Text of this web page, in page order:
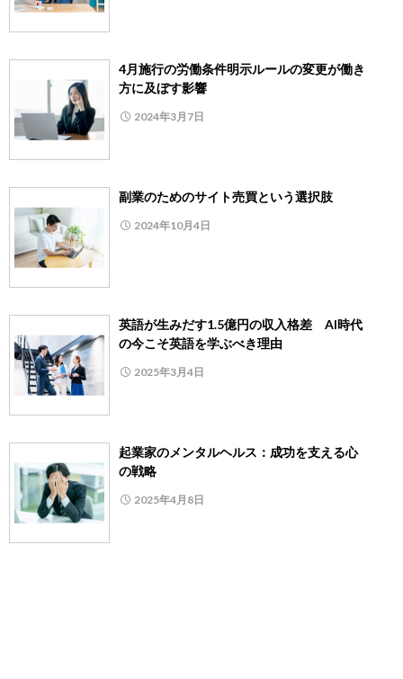
4月施行の労働条件明示ルールの変更が働き
方に及ぼす影響
2024年3月7日
副業のためのサイト売買という選択肢
2024年10月4日
英語が生みだす1.5億円の収入格差 AI時代
の今こそ英語を学ぶべき理由
2025年3月4日
起業家のメンタルヘルス：成功を支える心
の戦略
2025年4月8日